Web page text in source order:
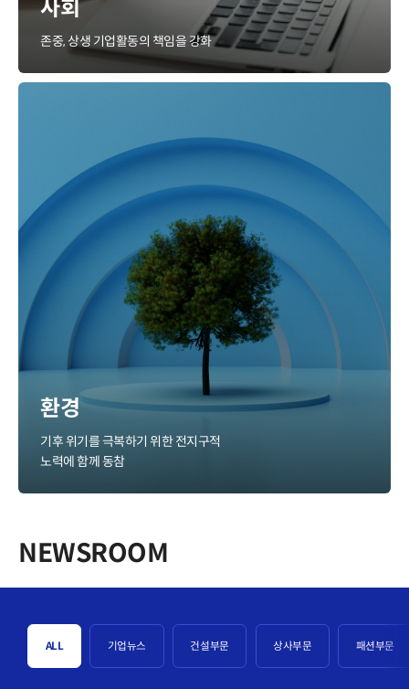
사회
존중, 상생 기업활동의 책임을 강화
환경
기후 위기를 극복하기 위한 전지구적
노력에 함께 동참
NEWSROOM
ALL 기업뉴스 건설부문 상사부문 패션부문